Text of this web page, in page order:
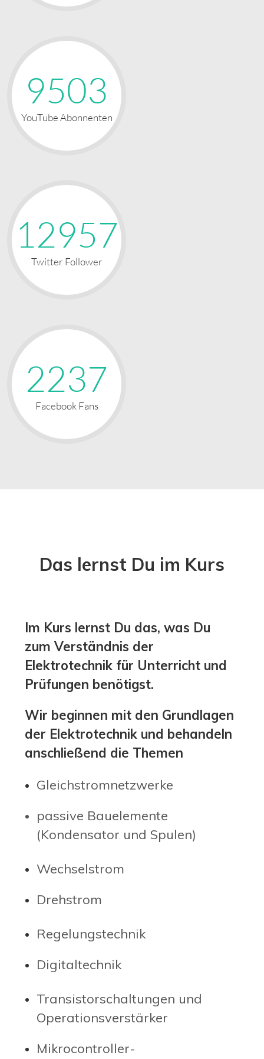
9503
YouTube Abonnenten
12957
Twitter Follower
2237
Facebook Fans
Das lernst Du im Kurs
Im Kurs lernst Du das, was Du
zum Verständnis der
Elektrotechnik für Unterricht und
Prüfungen benötigst.
Wir beginnen mit den Grundlagen
der Elektrotechnik und behandeln
anschließ end die Themen
Gleichstromnetzwerke
passive B auelemente
(Kondensator und Spulen)
Wechselstrom
Drehstrom
Regelungstechnik
D igitaltechnik
Transistorschaltungen und
Operationsverstärker
Mikrocontroller-